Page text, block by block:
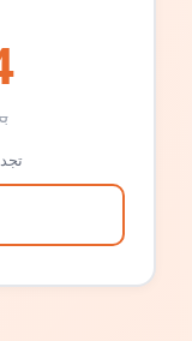
تجدد كل 6